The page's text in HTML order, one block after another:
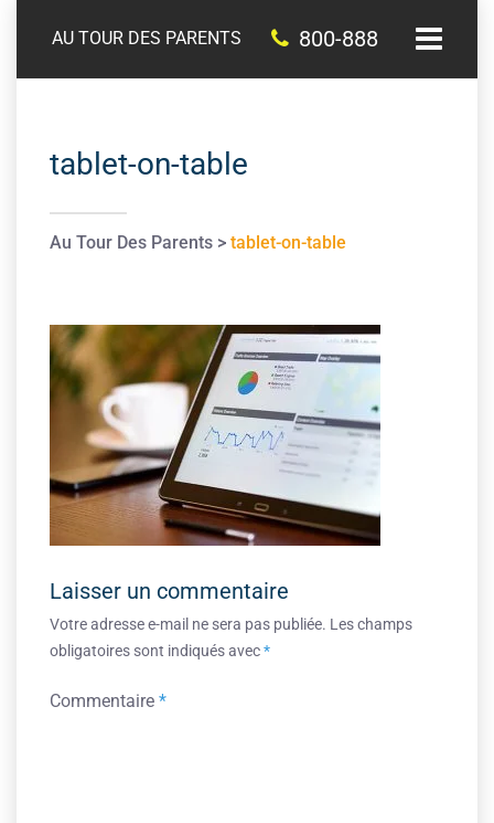
AU TOUR DES PARENTS 800-888
tablet-on-table
Au Tour Des Parents > tablet-on-table
Laisser un commentaire
Votre adresse e-mail ne sera pas publiée. Les champs
obligatoires sont indiqués avec*
Commentaire *